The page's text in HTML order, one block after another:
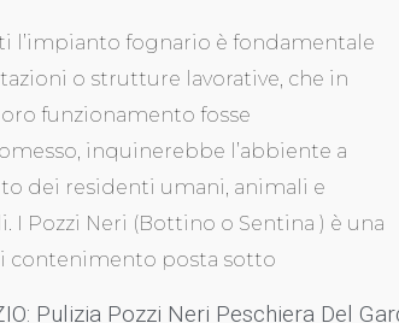
l’impianto fognario è fondamentale
o strutture lavorative, che in
funzionamento fosse
inquinerebbe l’abbiente a
dei residenti umani, animali e
I Pozzi Neri (Bottino o Sentina ) è una
contenimento posta sotto
Pulizia Pozzi Neri Peschiera Del